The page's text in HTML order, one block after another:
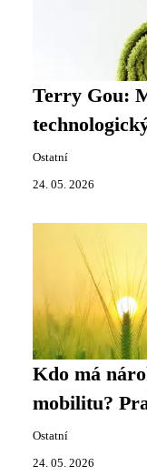
Terry Gou:
Ostatní
24. 05. 2026
Kdo má
mobilitu?
Ostatní
24. 05. 2026